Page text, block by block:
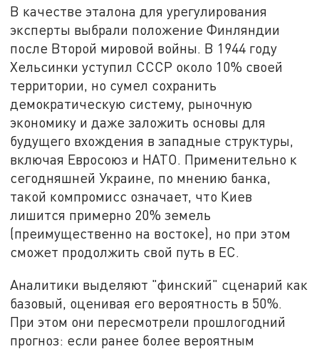
В качестве эталона для урегулирования
эксперты выбрали положение Финляндии
после Второй мировой войны. В 1944 году
Хельсинки уступил СССР около 10% своей
территории, но сумел сохранить
демократическую систему, рыночную
экономику и даже заложить основы для
будущего вхождения в западные структуры,
включая Евросоюз и НАТО. Применительно к
сегодняшней Украине, по мнению банка,
такой компромисс означает, что Киев
лишится примерно 20% земель
(преимущественно на востоке), но при этом
сможет продолжить свой путь в ЕС.
Аналитики выделяют "финский" сценарий как
базовый, оценивая его вероятность в 50%.
При этом они пересмотрели прошлогодний
прогноз: если ранее более вероятным